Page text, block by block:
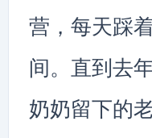
营，每天踩
间。直到去
奶奶留下的